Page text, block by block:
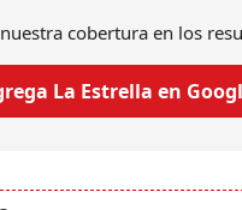
cobertura en los
La Estrella en
al